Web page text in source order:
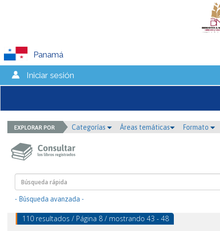
Panamá
Iniciar sesión
Categorías Áreas temáticas Formato
- Búsqueda avanzada -
110 resultados / Página 8 / mostrando 43 - 48